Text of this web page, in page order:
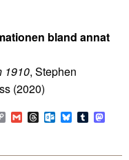
bland annat
1910, Stephen
(2020)
Copy
Link
GmailThreadsOutlook.com
BlueskyTumblr